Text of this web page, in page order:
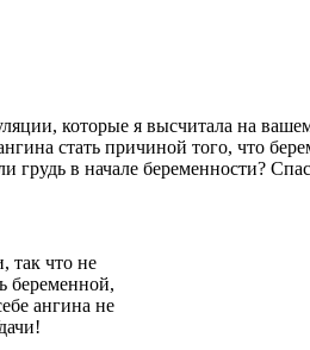
которые я высчитала на
стать причиной того, что
грудь в начале беременности?
так что не
беременной,
ангина не